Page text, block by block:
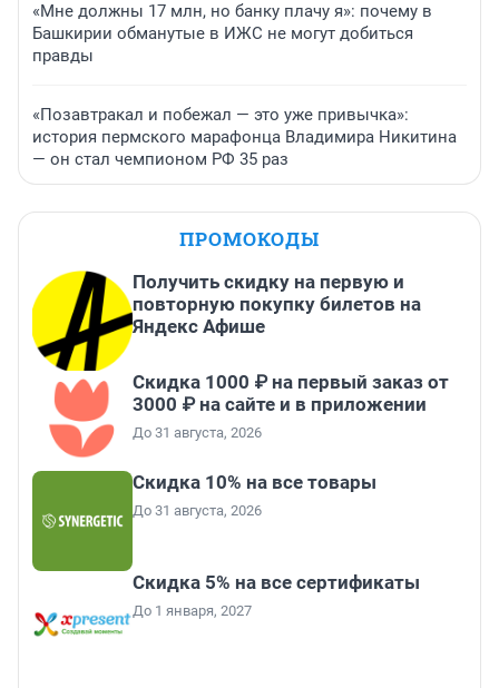
«Мне должны 17 млн, но банку плачу я»: почему в
Башкирии обманутые в ИЖС не могут добиться
правды
«Позавтракал и побежал — это уже привычка»:
история пермского марафонца Владимира Никитина
— он стал чемпионом РФ 35 раз
ПРОМОКОДЫ
Получить скидку на первую и
повторную покупку билетов на
Яндекс Афише
Скидка 1000 ₽ на первый заказ от
3000 ₽ на сайте и в приложении
До 31 августа, 2026
Скидка 10% на все товары
До 31 августа, 2026
Скидка 5% на все сертификаты
До 1 января, 2027